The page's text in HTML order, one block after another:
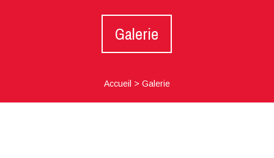
Galerie
Accueil > Galerie